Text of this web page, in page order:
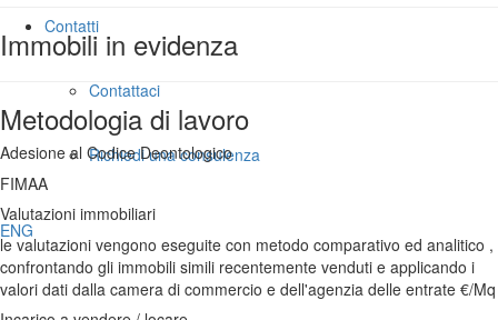
Contatti
Contattaci
Richiedi una consulenza
ENG
Immobili in evidenza
Metodologia di lavoro
Adesione al Codice Deontologico
FIMAA
Valutazioni immobiliari
le valutazioni vengono eseguite con metodo comparativo ed analitico ,
confrontando gli immobili simili recentemente venduti e applicando i
valori dati dalla camera di commercio e dell'agenzia delle entrate €/Mq